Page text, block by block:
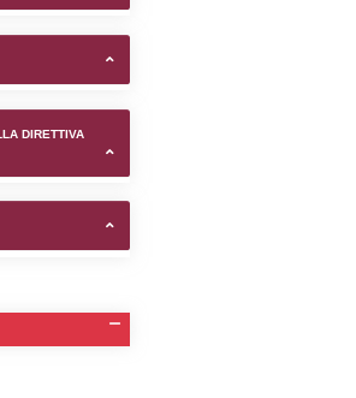
-
CONTROLLO A CUI è SOGGETTO